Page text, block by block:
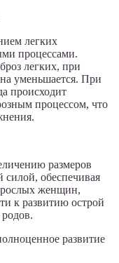
легких
процессами.
легких, при
уменьшается. При
происходит
процессом, что
размеров
силой, обеспечивая
женщин,
к развитию острой
развитие